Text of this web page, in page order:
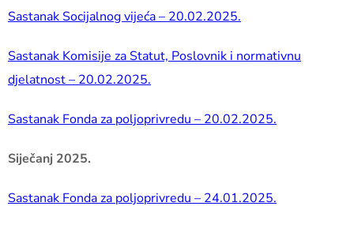
Sastanak Socijalnog vijeća – 20.02.2025.
Sastanak Komisije za Statut, Poslovnik i normativnu
djelatnost – 20.02.2025.
Sastanak Fonda za poljoprivredu – 20.02.2025.
Siječanj 2025.
Sastanak Fonda za poljoprivredu – 24.01.2025.